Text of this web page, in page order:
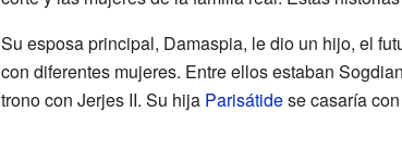
Su esposa principal, Damaspia, le dio un hijo, el
con diferentes mujeres. Entre ellos estaban
trono con Jerjes II. Su hija Parisátidese casaría con